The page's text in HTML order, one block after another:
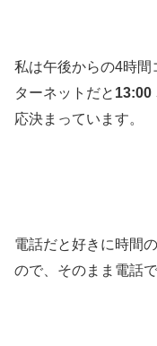
私は午後からの4時
ターネットだと 13:00
応決まっています。
電話だと好きに時間
ので、そのまま電話